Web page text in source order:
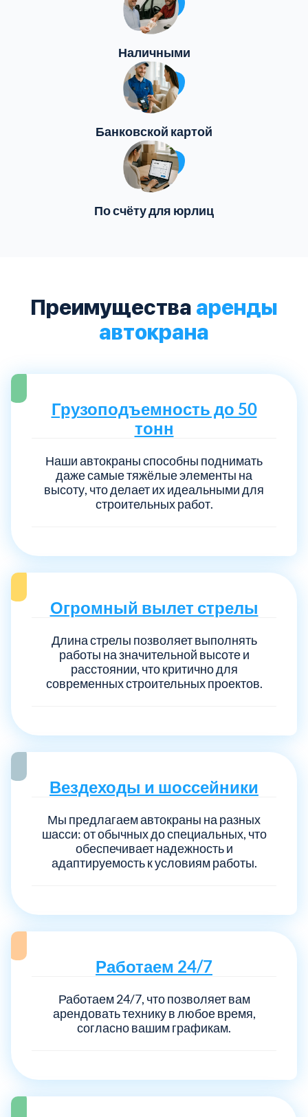
Наличными
Банковской картой
По счёту для юрлиц
Преимущества аренды
автокрана
Грузоподъемность до 50
тонн
Наши автокраны способны поднимать
даже самые тяжёлые элементы на
высоту, что делает их идеальными для
строительных работ.
Огромный вылет стрелы
Длина стрелы позволяет выполнять
работы на значительной высоте и
расстоянии, что критично для
современных строительных проектов.
Вездеходы и шоссейники
Мы предлагаем автокраны на разных
шасси: от обычных до специальных, что
обеспечивает надежность и
адаптируемость к условиям работы.
Работаем 24/7
Работаем 24/7, что позволяет вам
арендовать технику в любое время,
согласно вашим графикам.